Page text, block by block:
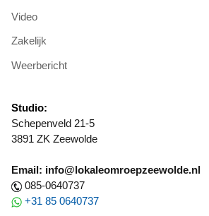
Video
Zakelijk
Weerbericht
Studio:
Schepenveld 21-5
3891 ZK Zeewolde
Email: info@lokaleomroepzeewolde.nl
085-0640737
+31 85 0640737